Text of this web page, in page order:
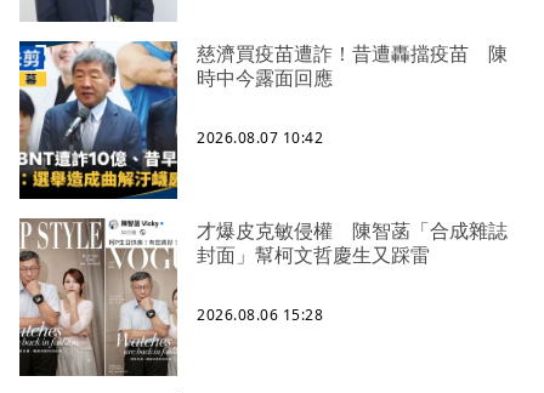
慈濟買疫苗遭詐！昔遭轟擋疫苗 陳
時中今露面回應
2026.08.07 10:42
才爆皮克敏侵權 陳智菡「合成雜誌
封面」幫柯文哲慶生又踩雷
2026.08.06 15:28